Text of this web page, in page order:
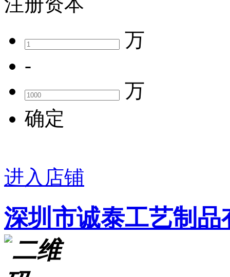
万
-
万
确定
进入店铺
深圳市诚泰工艺制品